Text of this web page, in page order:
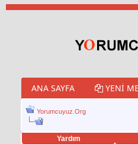
ANA SAYFA YENI
Yorumcuyuz.Org
Yardım